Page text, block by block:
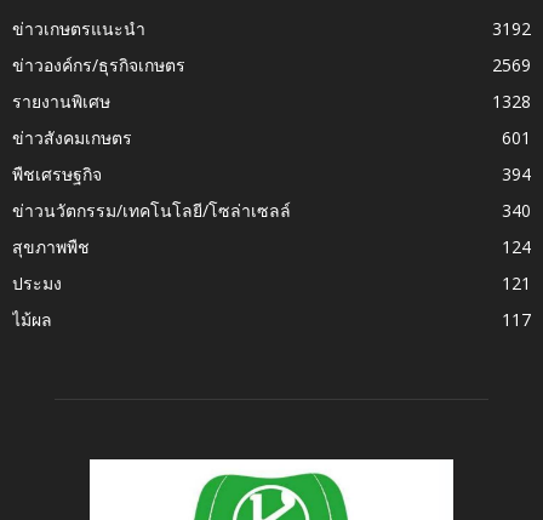
ข่าวเกษตรแนะนำ
3192
ข่าวองค์กร/ธุรกิจเกษตร
2569
รายงานพิเศษ
1328
ข่าวสังคมเกษตร
601
พืชเศรษฐกิจ
394
ข่าวนวัตกรรม/เทคโนโลยี/โซล่าเซลล์
340
สุขภาพพืช
124
ประมง
121
ไม้ผล
117